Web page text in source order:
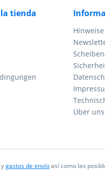
tienda
Über uns
gastos de envíoasí como las